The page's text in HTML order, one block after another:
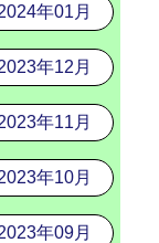
年01月
年12月
年11月
年10月
年09月